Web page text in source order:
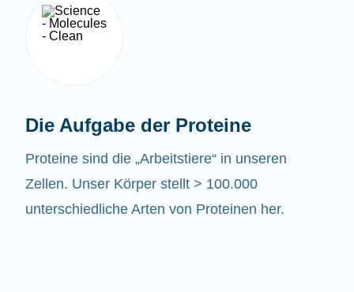
Die Aufgabe der Proteine
Proteine sind die „Arbeitstiere“ in unseren
Zellen. Unser Körper stellt > 100.000
unterschiedliche Arten von Proteinen her.